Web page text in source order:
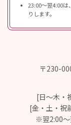
23:00〜翌4:00は
りします。
〒230-
[日～木・
[金・土・祝
※翌2:00～